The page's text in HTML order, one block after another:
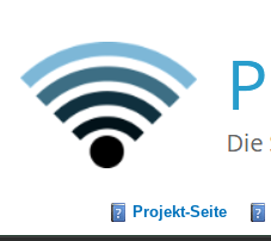
Projekt-Seite